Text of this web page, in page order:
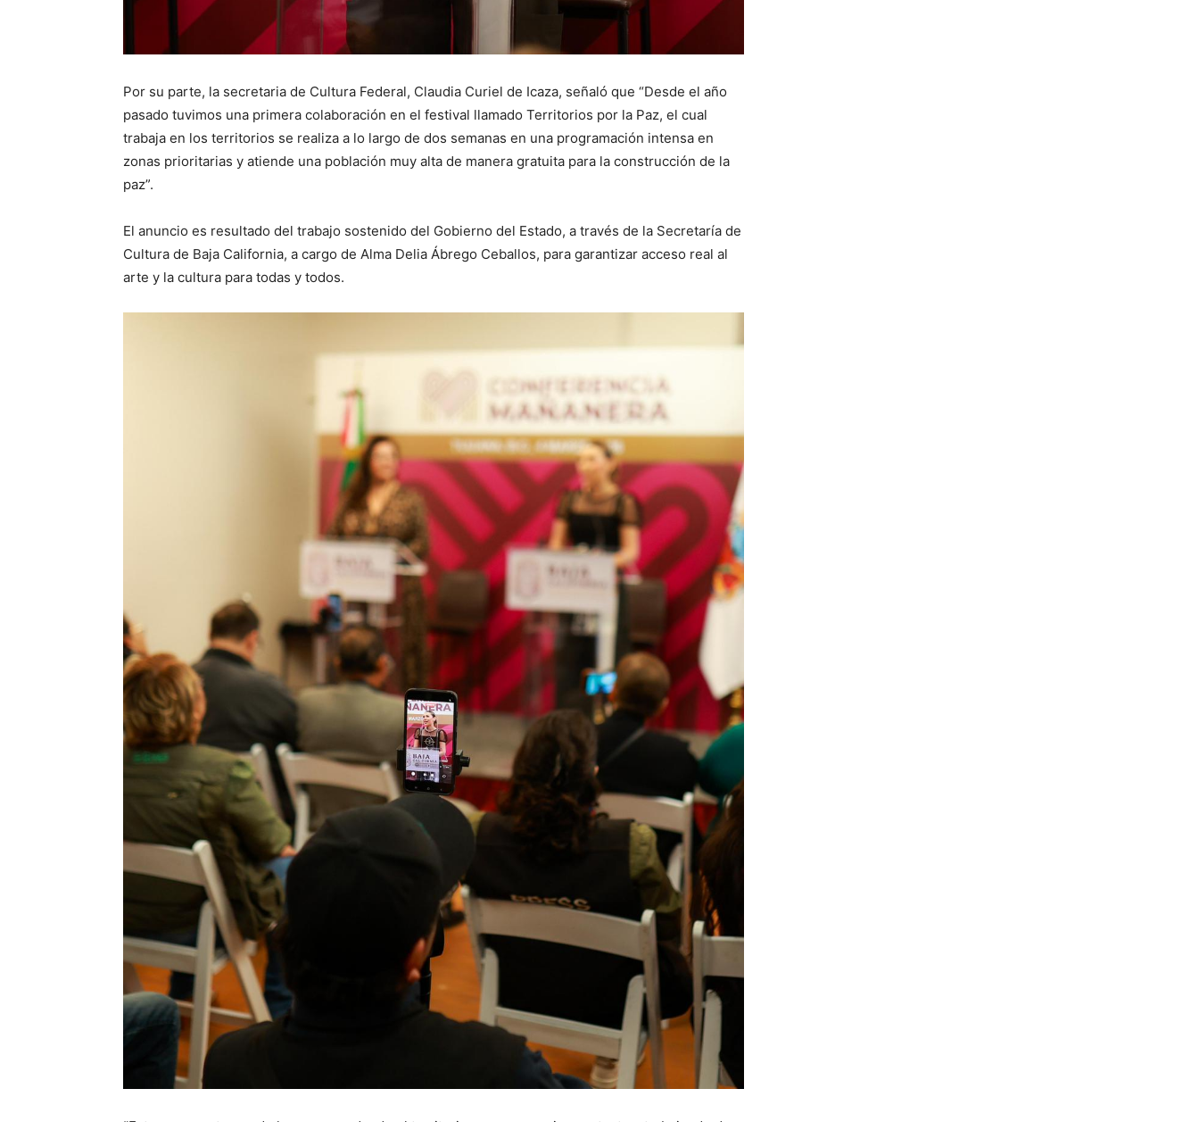
Por su parte, la secretaria de Cultura Federal, Claudia Curiel de Icaza, señaló que “Desde el año
pasado tuvimos una primera colaboración en el festival llamado Territorios por la Paz, el cual
trabaja en los territorios se realiza a lo largo de dos semanas en una programación intensa en
zonas prioritarias y atiende una población muy alta de manera gratuita para la construcción de la
paz”.
El anuncio es resultado del trabajo sostenido del Gobierno del Estado, a través de la Secretaría de
Cultura de Baja California, a cargo de Alma Delia Ábrego Ceballos, para garantizar acceso real al
arte y la cultura para todas y todos.